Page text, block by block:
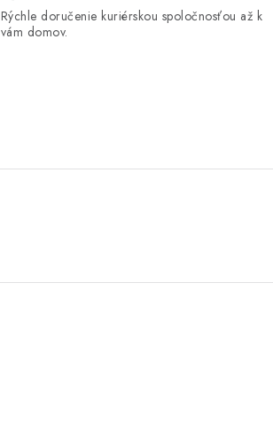
Rýchle doručenie kuriérskou spoločnosťou až k
vám domov.